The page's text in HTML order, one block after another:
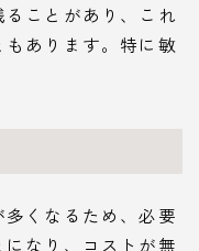
ことがあり、これ
あります。特に敏
くなるため、必要
なり、コストが無